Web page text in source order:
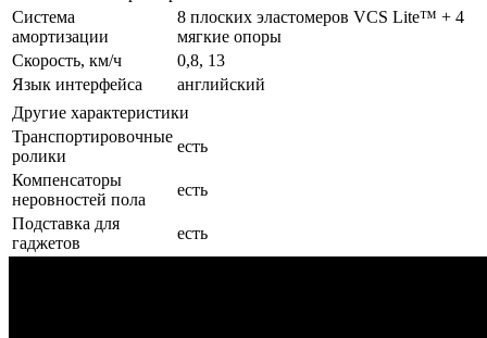
Система
амортизации
8 плоских эластомеров VCS Lite™ + 4
мягкие опоры
Скорость, км/ч
0,8, 13
Язык интерфейса
английский
Другие характеристики
Транспортировочные
ролики
есть
Компенсаторы
неровностей пола
есть
Подставка для
гаджетов
есть